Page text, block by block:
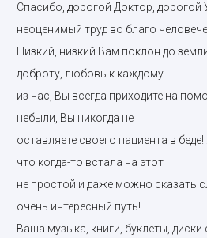
Спасибо, дорогой Доктор, дорогой
неоценимый труд во благо
Низкий, низкий Вам поклон до
доброту, любовь к каждому
из нас, Вы всегда приходите на
небыли, Вы никогда не
оставляете своего пациента в
что когда-то встала на этот
не простой и даже можно сказать
очень интересный путь!
Ваша музыка, книги, буклеты,